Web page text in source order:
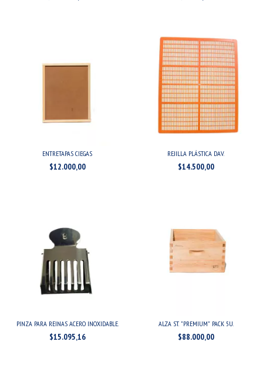
ENTRETAPAS CIEGAS
$12.000,00
REJILLA PLÁSTICA DAV.
$14.500,00
PINZA PARA REINAS ACERO INOXIDABLE.
$15.095,16
ALZA ST. "PREMIUM" PACK 5U.
$88.000,00